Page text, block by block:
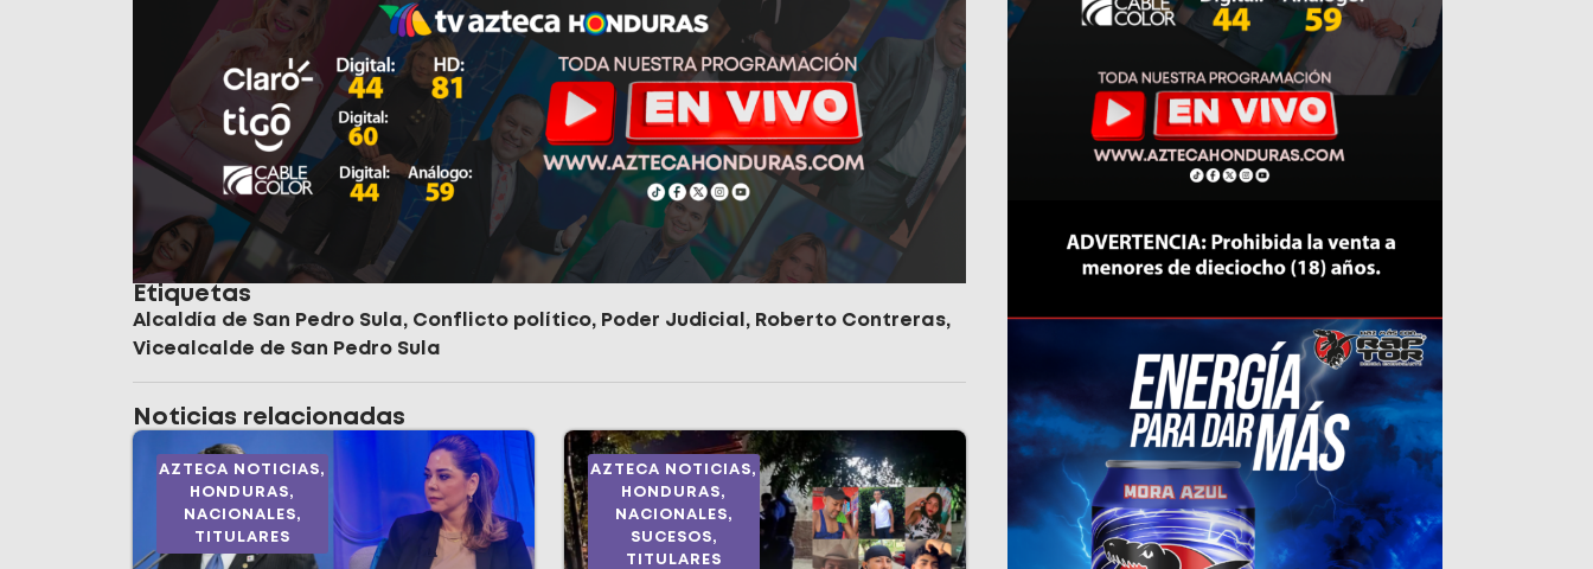
Etiquetas
Alcaldía de San Pedro Sula, Conflicto político, Poder Judicial , Roberto Contreras,
Vicealcalde de San Pedro Sula
Noticias relacionadas
AZTECA NOTICIAS,
HONDURAS,
NACIONALES,
TITULARES
AZTECA NOTICIAS,
HONDURAS,
NACIONALES,
SUCESOS,
TITULARES